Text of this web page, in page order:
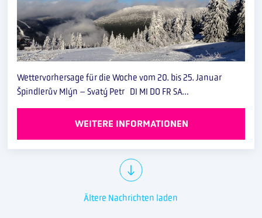
Wettervorhersage für die Woche vom 20. bis 25. Januar
Špindlerův Mlýn – Svatý Petr DI MI DO FR SA…
WEITERE INFORMATIONEN
Ältere Nachrichten laden